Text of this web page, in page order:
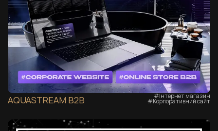
AQUASTREAM B2B #Інтернет магазин
#Корпоративний сайт